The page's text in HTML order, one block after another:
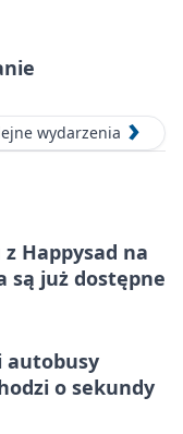
wydarzenia
Happysad na
są już dostępne
autobusy
o sekundy